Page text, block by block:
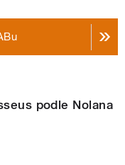
podle Nolana